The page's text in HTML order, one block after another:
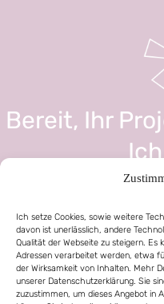
Ich setze Cookies, sowie weitere
davon ist unerlässlich, andere
Qualität der Webseite zu steigern. Es
Adressen verarbeitet werden, etwa
der Wirksamkeit von Inhalten. Mehr
unserer Datenschutzerklärung. Sie
zuzustimmen, um dieses Angebot in
Bereit, Ihr
0664